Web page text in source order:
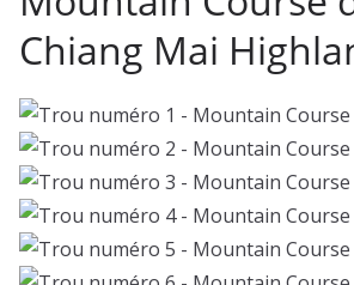
Chiang Mai